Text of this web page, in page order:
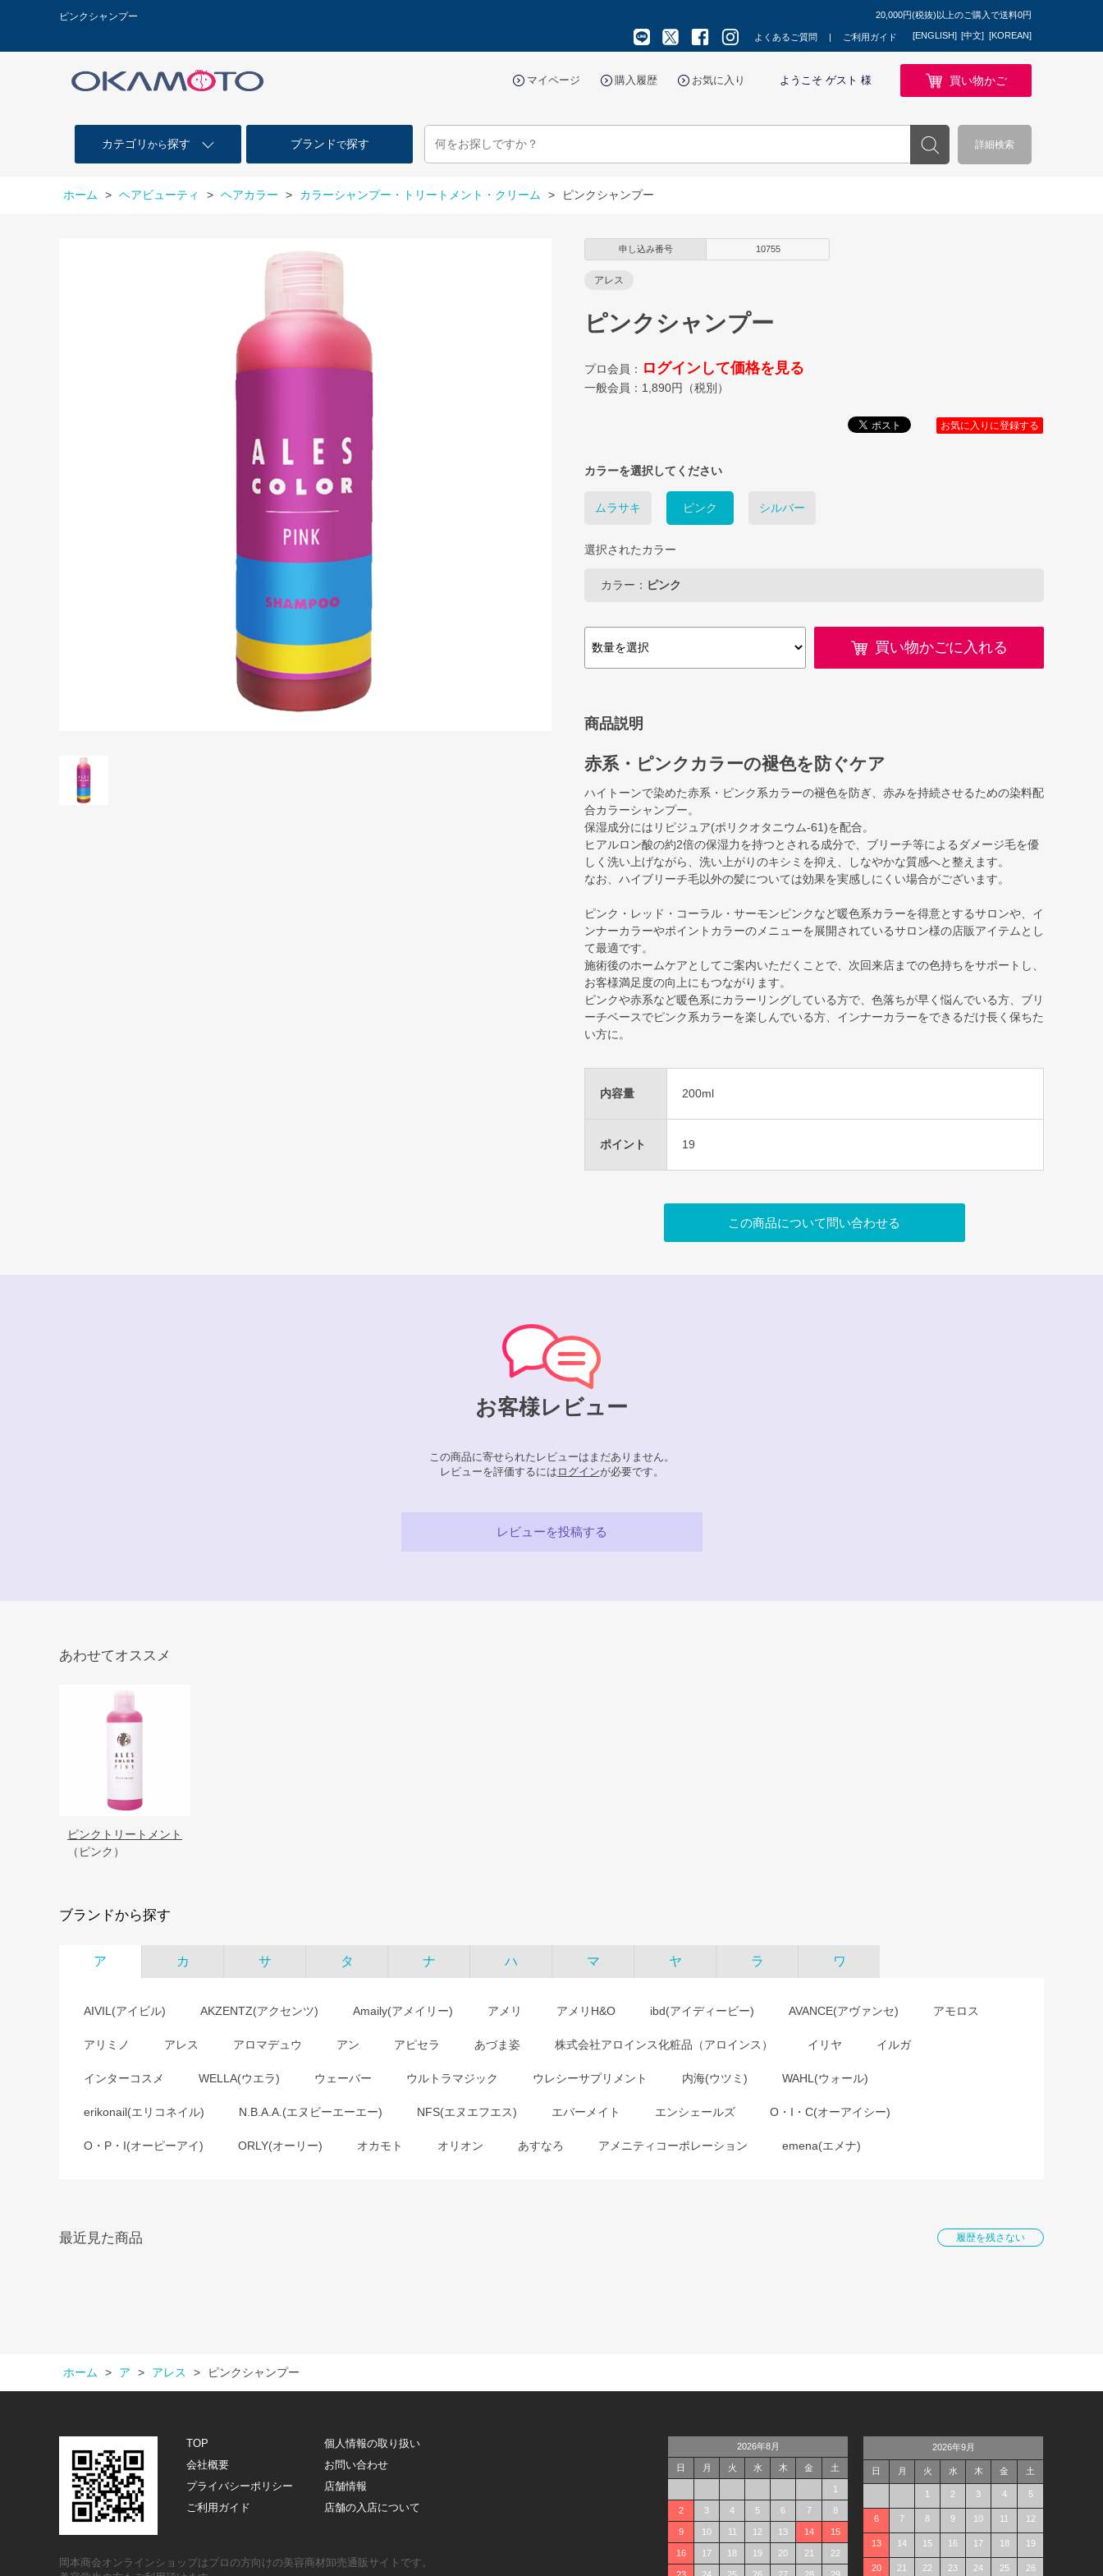
ピンクシャンプー 20,000円(税抜)以上のご購入で送料0円
よくあるご質問 ご利用ガイド [ENGLISH] [中文] [KOREAN]
マイページ 購入履歴 お気に入り ようこそ ゲスト 様 買い物かご
カテゴリ から探す ブランドで探す 詳細検索
ホーム > ヘアビューティ > ヘアカラー > カラーシャンプー・トリートメント・クリーム > ピンクシャンプー
申し込み番号 10755
アレス
ピンクシャンプー
プロ会員： ログインして価格を見る
一般会員： 1,890円（税別）
お気に入りに登録する
カラーを選択してください
ムラサキ ピンク シルバー
選択されたカラー
カラー： ピンク
買い物かごに入れる
商品説明
赤系・ピンクカラーの褪色を防ぐケア
ハイトーンで染めた赤系・ピンク系カラーの褪色を防ぎ、赤みを持続させるための染料配
合カラーシャンプー。
保湿成分にはリピジュア(ポリクオタニウム-61)を配合。
ヒアルロン酸の約2倍の保湿力を持つとされる成分で、ブリーチ等によるダメージ毛を優
しく洗い上げながら、洗い上がりのキシミを抑え、しなやかな質感へと整えます。
なお、ハイブリーチ毛以外の髪については効果を実感しにくい場合がございます。
ピンク・レッド・コーラル・サーモンピンクなど暖色系カラーを得意とするサロンや、イ
ンナーカラーやポイントカラーのメニューを展開されているサロン様の店販アイテムとし
て最適です。
施術後のホームケアとしてご案内いただくことで、次回来店までの色持ちをサポートし、
お客様満足度の向上にもつながります。
ピンクや赤系など暖色系にカラーリングしている方で、色落ちが早く悩んでいる方、ブリ
ーチベースでピンク系カラーを楽しんでいる方、インナーカラーをできるだけ長く保ちた
い方に。
内容量 200ml
ポイント 19
この商品について問い合わせる
お客様レビュー
この商品に寄せられたレビューはまだありません。
レビューを評価するには ログインが必要です。
レビューを投稿する
あわせてオススメ
ピンクトリートメント
（ピンク）
ブランドから探す
ア カ サ タ ナ ハ マ ヤ ラ ワ
AIVIL(アイビル) AKZENTZ(アクセンツ) Amaily(アメイリー) アメリ アメリH&O ibd(アイディービー) AVANCE(アヴァンセ) アモロス
アリミノ アレス アロマデュウ アン アピセラ あづま姿 株式会社アロインス化粧品（アロインス） イリヤ イルガ
インターコスメ WELLA(ウエラ) ウェーバー ウルトラマジック ウレシーサプリメント 内海(ウツミ) WAHL(ウォール)
erikonail(エリコネイル) N.B.A.A.(エヌビーエーエー) NFS(エヌエフエス) エバーメイト エンシェールズ O・I・C(オーアイシー)
O・P・I(オーピーアイ) ORLY(オーリー) オカモト オリオン あすなろ アメニティコーポレーション emena(エメナ)
最近見た商品 履歴を残さない
ホーム > ア > アレス > ピンクシャンプー
TOP
個人情報の取り扱い
会社概要
お問い合わせ
プライバシーポリシー
店舗情報
ご利用ガイド
店舗の入店について
岡本商会オンラインショップはプロの方向けの美容商材卸売通販サイトです。
2026年8月
日 月 火 水 木 金 土
1
2 3 4 5 6 7 8
9 10 11 12 13 14 15
16 17 18 19 20 21 22
2026年9月
日 月 火 水 木 金 土
1 2 3 4 5
6 7 8 9 10 11 12
13 14 15 16 17 18 19
20 21 22 23 24 25 26